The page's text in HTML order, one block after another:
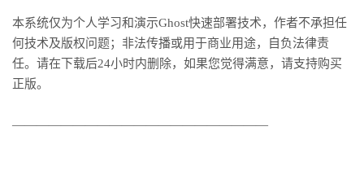
本系统仅为个人学习和演示Ghost快速部署技术，作者不承担任
何技术及版权问题；非法传播或用于商业用途，自负法律责
任。请在下载后24小时内删除，如果您觉得满意，请支持购买
正版。
—————————————————————